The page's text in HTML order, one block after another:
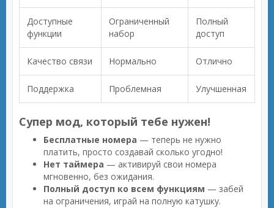
Доступные
функции
Ограниченный
набор
Полный
доступ
Качество связи Нормально Отлично
Поддержка Проблемная Улучшенная
Супер мод, который тебе нужен!
Бесплатные номера — теперь не нужно
платить, просто создавай сколько угодно!
Нет таймера — активируй свои номера
мгновенно, без ожидания.
Полный доступ ко всем функциям — забей
на ограничения, играй на полную катушку.